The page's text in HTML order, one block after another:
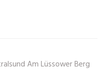
Am Lüssower Berg